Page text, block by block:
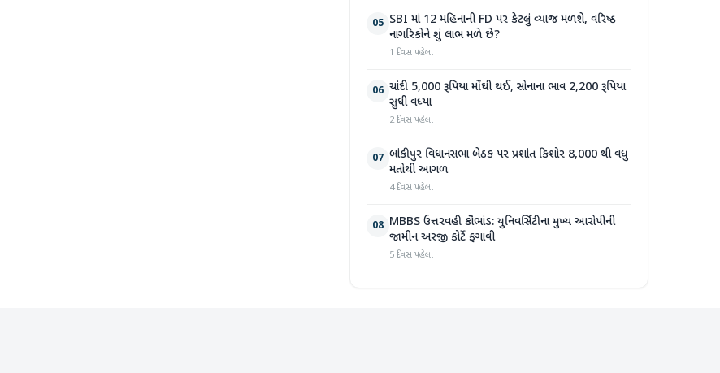
05 SBI માં 12 મહિનાની FD પર કેટલું વ્યાજ મળશે, વરિષ્ઠ
નાગરિકોને શું લાભ મળે છે?
1 દિવસ પહેલા
06 ચાંદી 5,000 રૂપિયા મોંઘી થઈ, સોનાના ભાવ 2,200 રૂપિયા
સુધી વધ્યા
2 દિવસ પહેલા
07 બાંકીપુર વિધાનસભા બેઠક પર પ્રશાંત કિશોર 8,000 થી વધુ
મતોથી આગળ
4 દિવસ પહેલા
08 MBBS ઉત્તરવહી કૌભાંડ: યુનિવર્સિટીના મુખ્ય આરોપીની
જામીન અરજી કોર્ટે ફગાવી
5 દિવસ પહેલા